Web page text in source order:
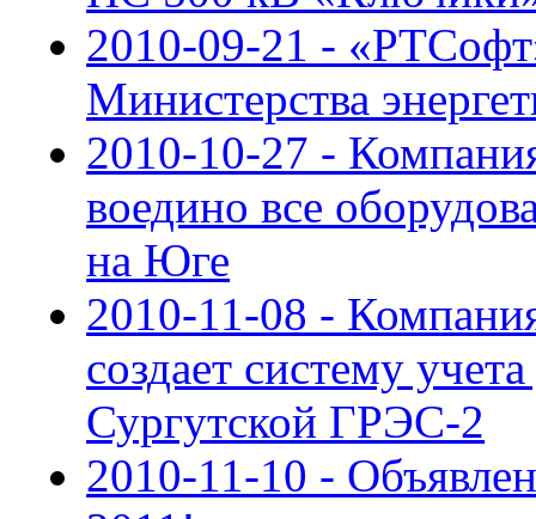
2010-09-21 -
Министерства
2010-10-27 -
воедино все
на Юге
2010-11-08 -
создает систему
Сургутской ГРЭС-2
2010-11-10 -